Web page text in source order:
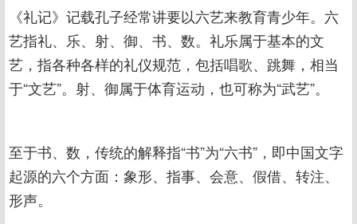
《礼记》记载孔子经常讲要以六艺来教育青少年。六
艺指礼、乐、射、御、书、数。礼乐属于基本的文
艺，指各种各样的礼仪规范，包括唱歌、跳舞，相当
于“文艺”。射、御属于体育运动，也可称为“武艺”。
至于书、数，传统的解释指“书”为“六书”，即中国文字
起源的六个方面：象形、指事、会意、假借、转注、
形声。